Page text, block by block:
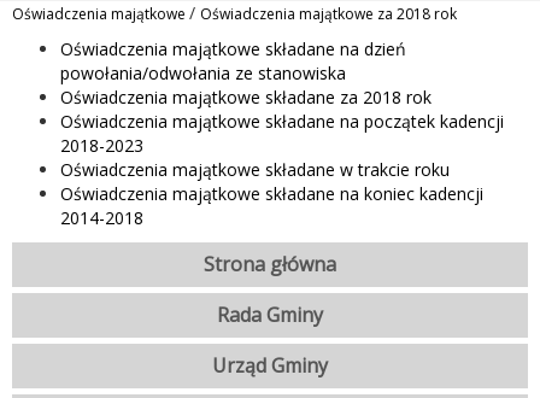
Oświadczenia majątkowe / Oświadczenia majątkowe za 2018 rok
Oświadczenia majątkowe składane na dzień
powołania/odwołania ze stanowiska
Oświadczenia majątkowe składane za 2018 rok
Oświadczenia majątkowe składane na początek kadencji
2018-2023
Oświadczenia majątkowe składane w trakcie roku
Oświadczenia majątkowe składane na koniec kadencji
2014-2018
Strona główna
Rada Gminy
Urząd Gminy